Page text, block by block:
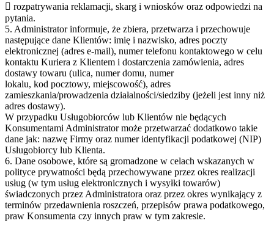
 rozpatrywania reklamacji, skarg i wniosków oraz odpowiedzi na
pytania.
5. Administrator informuje, że zbiera, przetwarza i przechowuje
następujące dane Klientów: imię i nazwisko, adres poczty
elektronicznej (adres e-mail), numer telefonu kontaktowego w celu
kontaktu Kuriera z Klientem i dostarczenia zamówienia, adres
dostawy towaru (ulica, numer domu, numer
lokalu, kod pocztowy, miejscowość), adres
zamieszkania/prowadzenia działalności/siedziby (jeżeli jest inny niż
adres dostawy).
W przypadku Usługobiorców lub Klientów nie będących
Konsumentami Administrator może przetwarzać dodatkowo takie
dane jak: nazwę Firmy oraz numer identyfikacji podatkowej (NIP)
Usługobiorcy lub Klienta.
6. Dane osobowe, które są gromadzone w celach wskazanych w
polityce prywatności będą przechowywane przez okres realizacji
usług (w tym usług elektronicznych i wysyłki towarów)
świadczonych przez Administratora oraz przez okres wynikający z
terminów przedawnienia roszczeń, przepisów prawa podatkowego,
praw Konsumenta czy innych praw w tym zakresie.